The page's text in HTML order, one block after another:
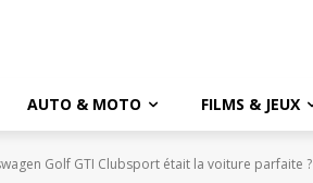
AUTO & MOTO FILMS & JEUX
Golf GTI Clubsport était la voiture parfaite ?